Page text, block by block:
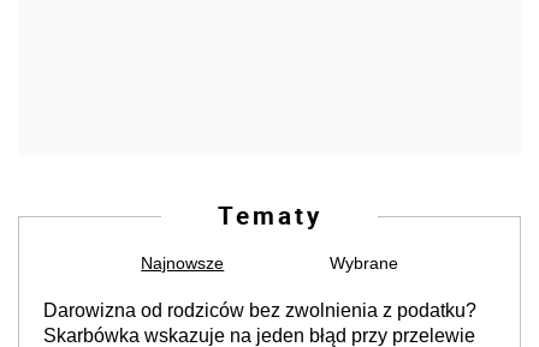
Tematy
Najnowsze Wybrane
Darowizna od rodziców bez zwolnienia z podatku?
Skarbówka wskazuje na jeden błąd przy przelewie